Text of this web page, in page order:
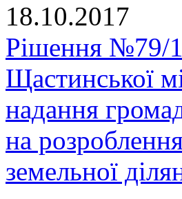
18.10.2017
Рішення №79/
Щастинської
надання
на
земельної